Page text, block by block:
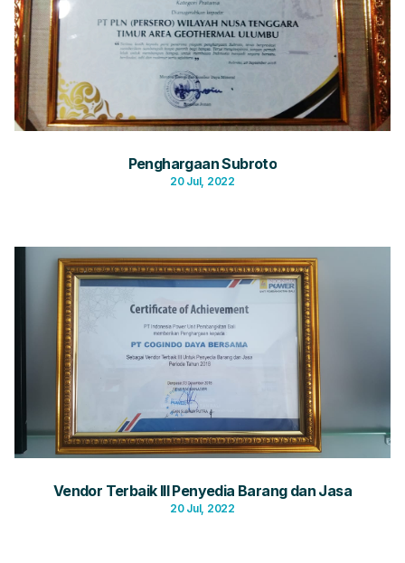
Penghargaan Subroto
20 Jul, 2022
Vendor Terbaik III Penyedia Barang dan Jasa
20 Jul, 2022